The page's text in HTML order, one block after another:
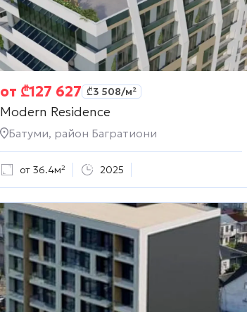
от ₾127 627 ₾3 508/м²
Modern Residence
Батуми, район Багратиони
от 36.4м² 2025